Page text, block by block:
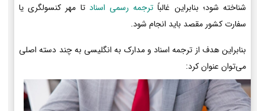
شناخته شود؛ بنابراین غالباً ترجمه رسمی اسناد تا مهر کنسولگری یا
سفارت کشور مقصد باید انجام شود.
بنابراین هدف از ترجمه اسناد و مدارک به انگلیسی به چند دسته اصلی
می‌توان عنوان کرد: